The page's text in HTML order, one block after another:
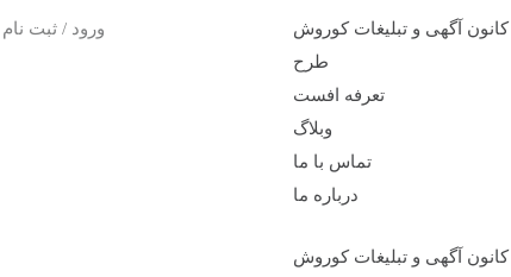
کانون آگهی و تبلیغات کوروش
طرح
تعرفه افست
وبلاگ
تماس با ما
درباره ما
کانون آگهی و تبلیغات کوروش
ورود / ثبت نام